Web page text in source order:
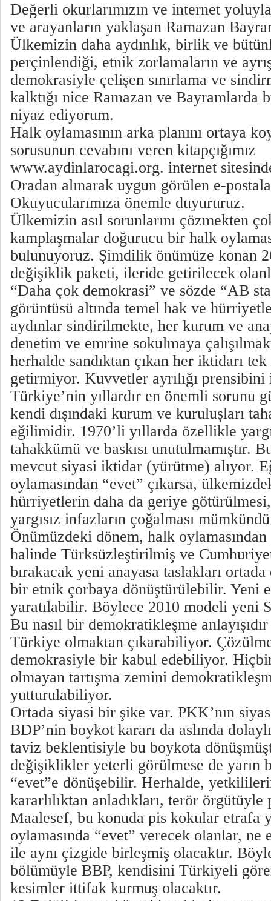
Değerli okurlarımızın ve internet
ve arayanların yaklaşan Ramazan
Ülkemizin daha aydınlık, birlik ve
perçinlendiği, etnik zorlamaların ve
demokrasiyle çelişen sınırlama ve
kalktığı nice Ramazan ve Bayramlarda
niyaz ediyorum.
Halk oylamasının arka planını ortaya
sorusunun cevabını veren kitapçığımız
www.aydinlarocagi.org. internet
Oradan alınarak uygun görülen e-
Okuyucularımıza önemle duyururuz.
Ülkemizin asıl sorunlarını çözmekten
kamplaşmalar doğurucu bir halk
bulunuyoruz. Şimdilik önümüze konan
değişiklik paketi, ileride getirilecek
“Daha çok demokrasi” ve sözde “AB
görüntüsü altında temel hak ve
aydınlar sindirilmekte, her kurum ve
denetim ve emrine sokulmaya
herhalde sandıktan çıkan her iktidarı
getirmiyor. Kuvvetler ayrılığı
Türkiye’nin yıllardır en önemli sorunu
kendi dışındaki kurum ve kuruluşları
eğilimidir. 1970’li yıllarda özellikle
tahakkümü ve baskısı unutulmamıştır.
mevcut siyasi iktidar (yürütme) alıyor.
oylamasından “evet” çıkarsa,
hürriyetlerin daha da geriye götürülmesi,
yargısız infazların çoğalması
Önümüzdeki dönem, halk oylamasından
halinde Türksüzleştirilmiş ve
bırakacak yeni anayasa taslakları
bir etnik çorbaya dönüştürülebilir. Yeni
yaratılabilir. Böylece 2010 modeli yeni
Bu nasıl bir demokratikleşme
Türkiye olmaktan çıkarabiliyor.
demokrasiyle bir kabul edebiliyor.
olmayan tartışma zemini
yutturulabiliyor.
Ortada siyasi bir şike var. PKK’nın
BDP’nin boykot kararı da aslında
taviz beklentisiyle bu boykota
değişiklikler yeterli görülmese de yarın
“evet”e dönüşebilir. Herhalde,
kararlılıktan anladıkları, terör örgütüyle
Maalesef, bu konuda pis kokular etrafa
oylamasında “evet” verecek olanlar, ne
ile aynı çizgide birleşmiş olacaktır.
bölümüyle BBP, kendisini Türkiyeli
kesimler ittifak kurmuş olacaktır.